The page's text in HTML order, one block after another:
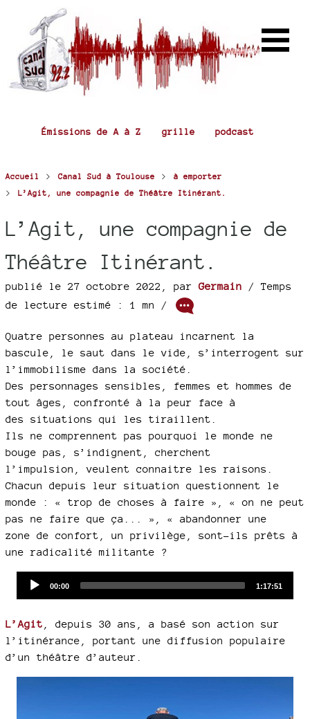
Émissions de A à Z grille podcast
Accueil > Canal Sud à Toulouse > à emporter
> L’Agit, une compagnie de Théâtre Itinérant.
L’Agit, une compagnie de
Théâtre Itinérant.
publié le 27 octobre 2022 parGermain / Temps
de lecture estimé : 1 mn /
Quatre personnes au plateau incarnent la
bascule, le saut dans le vide, s’interrogent sur
l’immobilisme dans la société.
Des personnages sensibles, femmes et hommes de
tout âges, confronté à la peur face à
des situations qui les tiraillent.
Ils ne comprennent pas pourquoi le monde ne
bouge pas, s’indignent, cherchent
l’impulsion, veulent connaitre les raisons.
Chacun depuis leur situation questionnent le
monde : « trop de choses à faire », « on ne peut
pas ne faire que ça... », « abandonner une
zone de confort, un privilège, sont-ils prêts à
une radicalité militante ?
Current
00:00
Total
1:17:51
L’Agit , depuis 30 ans, a basé son action sur
l’itinérance, portant une diffusion populaire
d’un théâtre d’auteur.